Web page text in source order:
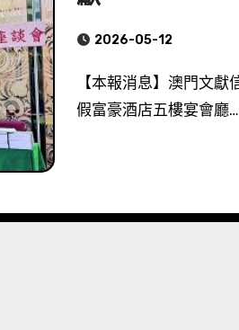
2026-05-12
【本報消息】澳門文獻信息學會昨日下午六時
假富豪酒店五樓宴會廳…